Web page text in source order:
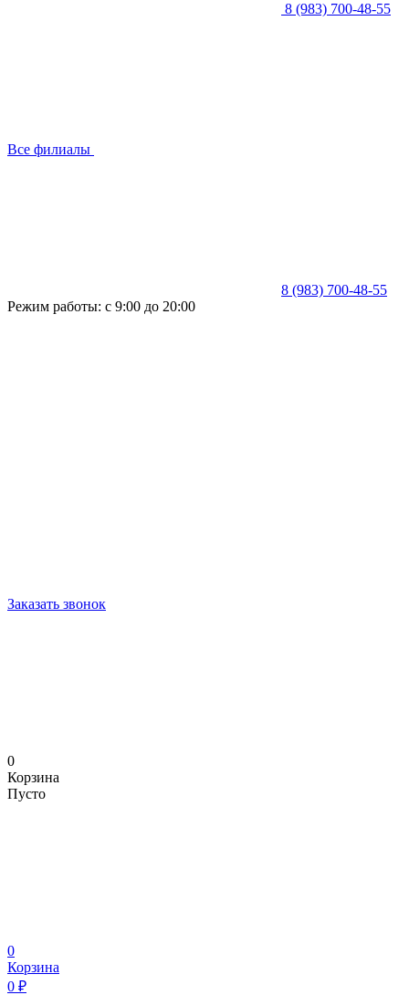
8 (983) 700-48-55
Все филиалы
8 (983) 700-48-55
Режим работы: с 9:00 до 20:00
Заказать звонок
0
Корзина
Пусто
0
Корзина
0 ₽